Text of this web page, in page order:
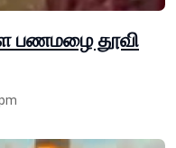
பணமழை தூவி